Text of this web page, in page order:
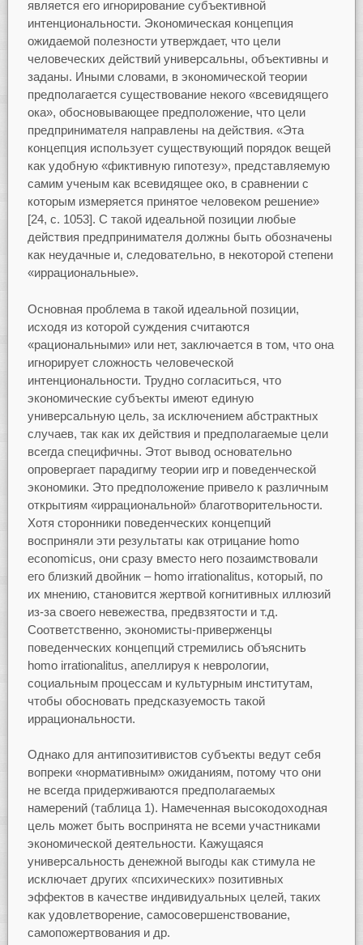
является его игнорирование субъективной
интенциональности. Экономическая концепция
ожидаемой полезности утверждает, что цели
человеческих действий универсальны, объективны и
заданы. Иными словами, в экономической теории
предполагается существование некого «всевидящего
ока», обосновывающее предположение, что цели
предпринимателя направлены на действия. «Эта
концепция использует существующий порядок вещей
как удобную «фиктивную гипотезу», представляемую
самим ученым как всевидящее око, в сравнении с
которым измеряется принятое человеком решение»
[24, с. 1053]. С такой идеальной позиции любые
действия предпринимателя должны быть обозначены
как неудачные и, следовательно, в некоторой степени
«иррациональные».
Основная проблема в такой идеальной позиции,
исходя из которой суждения считаются
«рациональными» или нет, заключается в том, что она
игнорирует сложность человеческой
интенциональности. Трудно согласиться, что
экономические субъекты имеют единую
универсальную цель, за исключением абстрактных
случаев, так как их действия и предполагаемые цели
всегда специфичны. Этот вывод основательно
опровергает парадигму теории игр и поведенческой
экономики. Это предположение привело к различным
открытиям «иррациональной» благотворительности.
Хотя сторонники поведенческих концепций
восприняли эти результаты как отрицание homo
economicus, они сразу вместо него позаимствовали
его близкий двойник – homo irrationalitus, который, по
их мнению, становится жертвой когнитивных иллюзий
из-за своего невежества, предвзятости и т.д.
Соответственно, экономисты-приверженцы
поведенческих концепций стремились объяснить
homo irrationalitus, апеллируя к неврологии,
социальным процессам и культурным институтам,
чтобы обосновать предсказуемость такой
иррациональности.
Однако для антипозитивистов субъекты ведут себя
вопреки «нормативным» ожиданиям, потому что они
не всегда придерживаются предполагаемых
намерений (таблица 1). Намеченная высокодоходная
цель может быть воспринята не всеми участниками
экономической деятельности. Кажущаяся
универсальность денежной выгоды как стимула не
исключает других «психических» позитивных
эффектов в качестве индивидуальных целей, таких
как удовлетворение, самосовершенствование,
самопожертвования и др.